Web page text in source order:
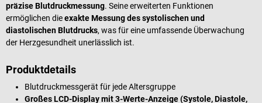
präzise Blutdruckmessung. Seine erweiterten Funktionen
ermöglichen dieexakte Messung des systolischen und
diastolischen Blutdrucks, was für eine umfassende Überwachung
der Herzgesundheit unerlässlich ist.
Produktdetails
Blutdruckmessgerät für jede Altersgruppe
Großes LCD-Display mit 3-Werte-Anzeige (Systole, Diastole,